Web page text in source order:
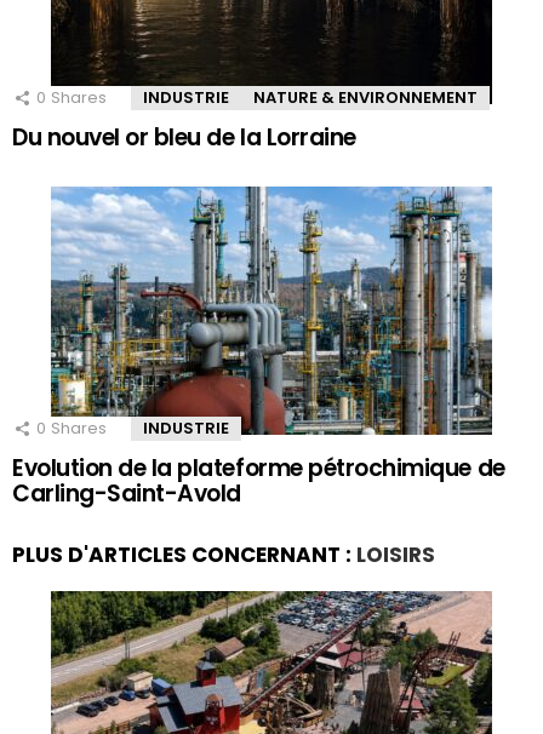
0 Shares INDUSTRIE NATURE & ENVIRONNEMENT
Du nouvel or bleu de la Lorraine
0 Shares INDUSTRIE
Evolution de la plateforme pétrochimique de
Carling-Saint-Avold
PLUS D'ARTICLES CONCERNANT : LOISIRS